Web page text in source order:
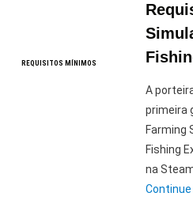
por
que
Call
of
e
REQUISITOS MÍNIMOS
A
primeira
Farming
Fishing
na
Continue